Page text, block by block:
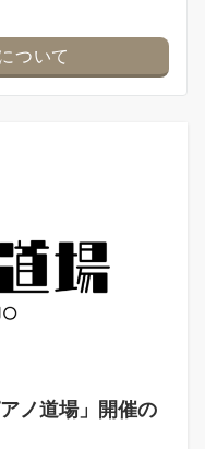
ついて
ノ道場」開催の